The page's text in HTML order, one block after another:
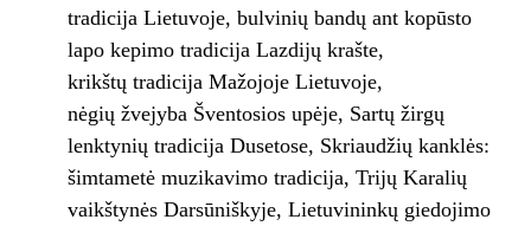
tradicija Lietuvoje, bulvinių bandų ant kopūsto
lapo kepimo tradicija Lazdijų krašte,
krikštų tradicija Mažojoje Lietuvoje,
nėgių žvejyba Šventosios upėje, Sartų žirgų
lenktynių tradicija Dusetose, Skriaudžių kanklės:
šimtametė muzikavimo tradicija, Trijų Karalių
vaikštynės Darsūniškyje, Lietuvininkų giedojimo